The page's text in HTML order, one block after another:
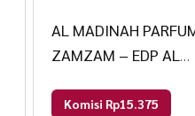
AL MADINAH
ZAMZAM – EDP AL
50ml Al Rawda
Komisi Rp15.375